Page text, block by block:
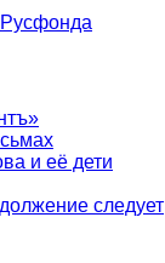
и её дети
следует